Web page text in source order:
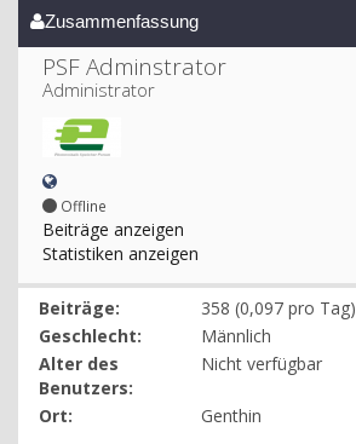
Zusammenfassung
PSF Adminstrator
Administrator
Offline
Beiträge anzeigen
Statistiken anzeigen
Beiträge:
358 (0,097 pro Tag)
Geschlecht:
Männlich
Alter des
Benutzers:
Nicht verfügbar
Ort: Genthin